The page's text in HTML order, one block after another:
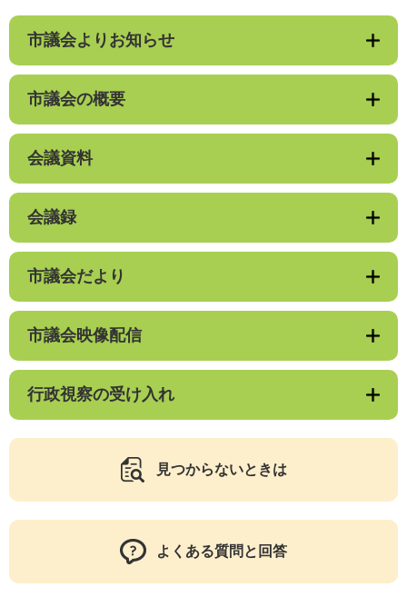
市議会よりお知らせ
市議会の概要
会議資料
会議録
市議会だより
市議会映像配信
行政視察の受け入れ
見つからないときは
よくある質問と回答